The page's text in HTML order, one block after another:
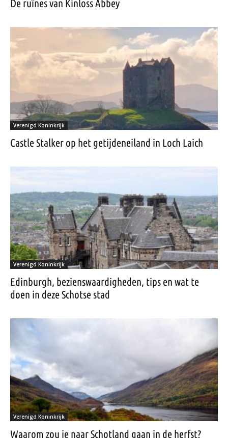
De ruïnes van Kinloss Abbey
Verenigd Koninkrijk
Castle Stalker op het getijdeneiland in Loch Laich
Verenigd Koninkrijk
Edinburgh, bezienswaardigheden, tips en wat te
doen in deze Schotse stad
Verenigd Koninkrijk
Waarom zou je naar Schotland gaan in de herfst?